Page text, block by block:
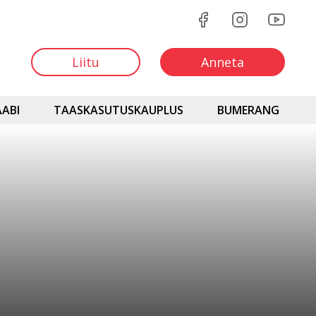
Liitu Anneta
TAASKASUTUSKAUPLUS BUMERANG